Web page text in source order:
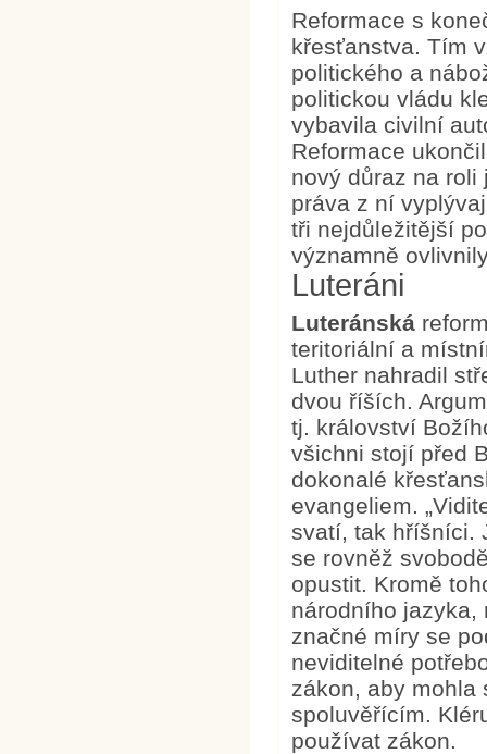
Reformace s
křesťanstva. Tím
politického a
politickou vládu
vybavila civilní
Reformace
nový důraz na
práva z ní
tři nejdůležitější
významně
Luteráni
Luteránská
teritoriální a
Luther nahradil
dvou říších.
tj. království
všichni stojí před
dokonalé
evangeliem.
svatí, tak hříšníci.
se rovněž
opustit. Kromě
národního jazyka,
značné míry se
neviditelné
zákon, aby mohla
spoluvěřícím.
používat zákon.